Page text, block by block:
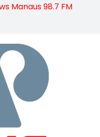
Manaus 98.7 FM